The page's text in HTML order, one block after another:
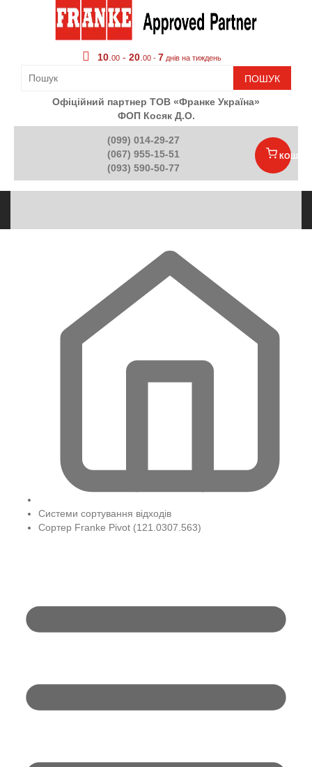
10 00 - 20 00 - 7 днів на тиждень
ПОШУК
Офіційний партнер ТОВ «Франке Україна»
ФОП Косяк Д.О.
(099) 014-29-27
(067) 955-15-51
(093) 590-50-77
КОШИК
Системи сортування відходів
Сортер Franke Pivot (121.0307.563)